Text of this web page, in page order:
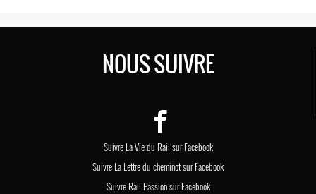
NOUS SUIVRE
Suivre La Vie du Rail sur Facebook
Suivre La Lettre du cheminot sur Facebook
Suivre Rail Passion sur Facebook